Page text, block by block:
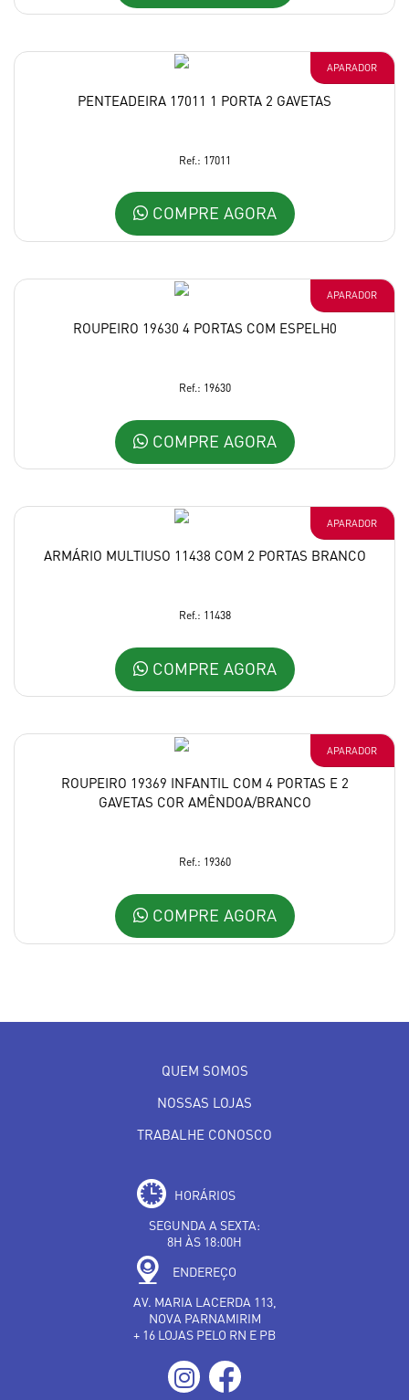
APARADOR
PENTEADEIRA 17011 1 PORTA 2 GAVETAS
Ref.: 17011
COMPRE AGORA
APARADOR
ROUPEIRO 19630 4 PORTAS COM ESPELH0
Ref.: 19630
COMPRE AGORA
APARADOR
ARMÁRIO MULTIUSO 11438 COM 2 PORTAS BRANCO
Ref.: 11438
COMPRE AGORA
APARADOR
ROUPEIRO 19369 INFANTIL COM 4 PORTAS E 2
GAVETAS COR AMÊNDOA/BRANCO
Ref.: 19360
COMPRE AGORA
QUEM SOMOS
NOSSAS LOJAS
TRABALHE CONOSCO
HORÁRIOS
SEGUNDA A SEXTA:
8H ÀS 18:00H
ENDEREÇO
AV. MARIA LACERDA 113,
NOVA PARNAMIRIM
+ 16 LOJAS PELO RN E PB